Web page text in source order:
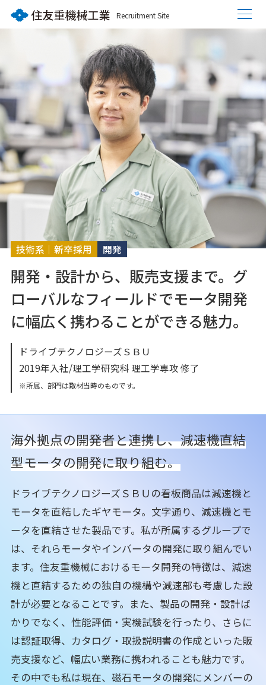
Recruitment Site
技術系｜新卒採用 開発
開発・設計から、販売支援まで。 グ
ローバルなフィールドでモータ開発
に幅広く携わることができる魅力。
ドライブテクノロジーズＳＢＵ
2019年入社/理工学研究科 理工学専攻 修了
※所属、部門は取材当時のものです。
海外拠点の開発者と連携し、減速機直結
型モータの開発に取り組む。
ドライブテクノロジーズＳＢＵの看板商品は減速機と
モータを直結したギヤモータ。文字通り、減速機とモ
ータを直結させた製品です。私が所属するグループで
は、それらモータやインバータの開発に取り組んでい
ます。住友重機械におけるモータ開発の特徴は、減速
機と直結するための独自の機構や減速部も考慮した設
計が必要となることです。また、製品の開発・設計ば
かりでなく、性能評価・実機試験を行ったり、さらに
は認証取得、カタログ・取扱説明書の作成といった販
売支援など、幅広い業務に携われることも魅力です。
その中でも私は現在、磁石モータの開発にメンバーの